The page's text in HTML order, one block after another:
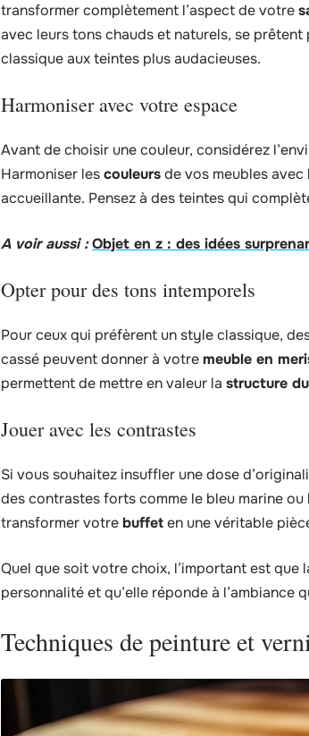
transformer complètement l’aspect de votre
avec leurs tons chauds et naturels, se
classique aux teintes plus audacieuses.
Harmoniser avec votre espace
Avant de choisir une couleur, considérez
Harmoniser lescouleursde vos meubles
accueillante. Pensez à des teintes qui
A voir aussi :Objet en z : des idées
Opter pour des tons intemporels
Pour ceux qui préfèrent un style classique,
cassé peuvent donner à votremeuble en
permettent de mettre en valeur la structure
Jouer avec les contrastes
Si vous souhaitez insuffler une dose
des contrastes forts comme le bleu marine
transformer votrebuffeten une véritable
Quel que soit votre choix, l’important est
personnalité et qu’elle réponde à l’ambiance
Techniques de peinture et